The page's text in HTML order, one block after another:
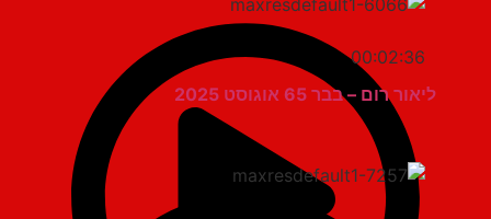
00:02:36
ליאור רום – בבר 65 אוגוסט 2025